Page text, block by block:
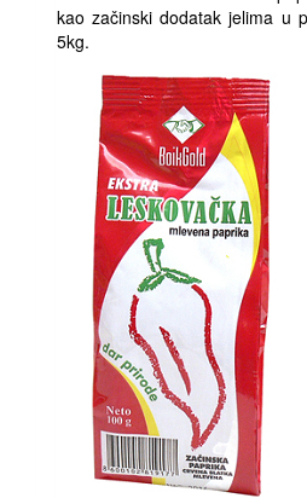
kao začinski dodatak jelima u
5kg.